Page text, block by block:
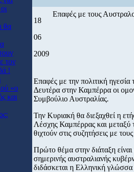
θα
τον
!
«ο
και
18
06
2009
Επαφές με τους
Επαφές με την πολιτική
Δευτέρα στην Καμπέρρα οι
Συμβούλιο Αυστραλίας.
Την Κυριακή θα διεξαχθεί η
Λέσχης Καμπέρρας και μεταξύ
θιχτούν στις συζητήσεις με
Πρώτο θέμα στην διάταξη είναι
σημερινής αυστραλιανής
διδάσκεται η Ελληνική γλώσσα